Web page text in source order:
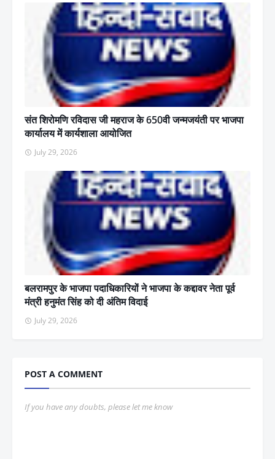
संत शिरोमणि रविदास जी महराज के 650वी जन्मजयंती पर भाजपा
कार्यालय में कार्यशाला आयोजित
July 29, 2026
बलरामपुर के भाजपा पदाधिकारियों ने भाजपा के कद्दावर नेता पूर्व
मंत्री हनुमंत सिंह को दी अंतिम विदाई
July 29, 2026
POST A COMMENT
If you have any doubts, please let me know